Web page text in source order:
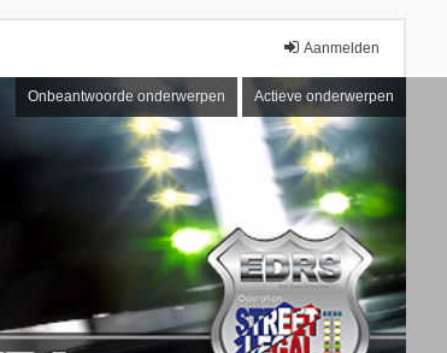
Aanmelden
Onbeantwoorde onderwerpen Actieve onderwerpen